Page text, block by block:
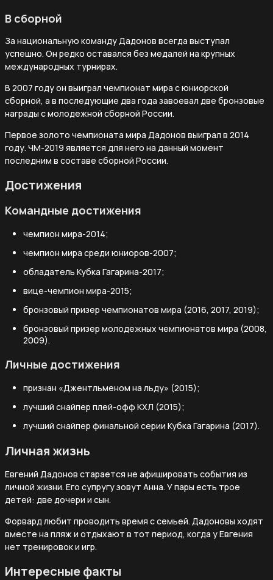
В сборной
За национальную команду Дадонов всегда выступал
успешно. Он редко оставался без медалей на крупных
международных турнирах.
В 2007 году он выиграл чемпионат мира с юниорской
сборной, а в последующие два года завоевал две бронзовые
награды с молодежной сборной России.
Первое золото чемпионата мира Дадонов выиграл в 2014
году. ЧМ-2019 является для него на данный момент
последним в составе сборной России.
Достижения
Командные достижения
чемпион мира-2014;
чемпион мира среди юниоров-2007;
обладатель Кубка Гагарина-2017;
вице-чемпион мира-2015;
бронзовый призер чемпионатов мира (2016, 2017, 2019);
бронзовый призер молодежных чемпионатов мира (2008,
2009).
Личные достижения
признан «Джентльменом на льду» (2015);
лучший снайпер плей-офф КХЛ (2015);
лучший снайпер финальной серии Кубка Гагарина (2017).
Личная жизнь
Евгений Дадонов старается не афишировать события из
личной жизни. Его супругу зовут Анна. У пары есть трое
детей: две дочери и сын.
Форвард любит проводить время с семьей. Дадоновы ходят
вместе на пляж и отдыхают в тот период, когда у Евгения
нет тренировок и игр.
Интересные факты